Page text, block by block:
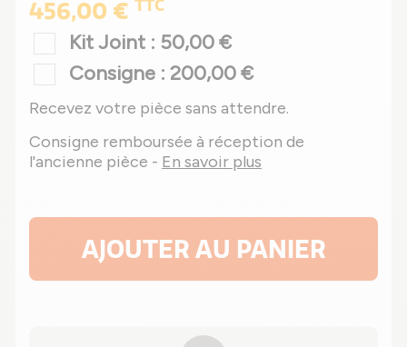
456,00 € TTC
Kit Joint : 50,00 €
Consigne : 200,00 €
Recevez votre pièce sans attendre.
Consigne remboursée à réception de
l'ancienne pièce - En savoir plus
AJOUTER AU PANIER